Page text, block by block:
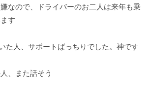
なので、ドライバーのお二人は来年も乗
す
た人、サポートばっちりでした。神です
、また話そう